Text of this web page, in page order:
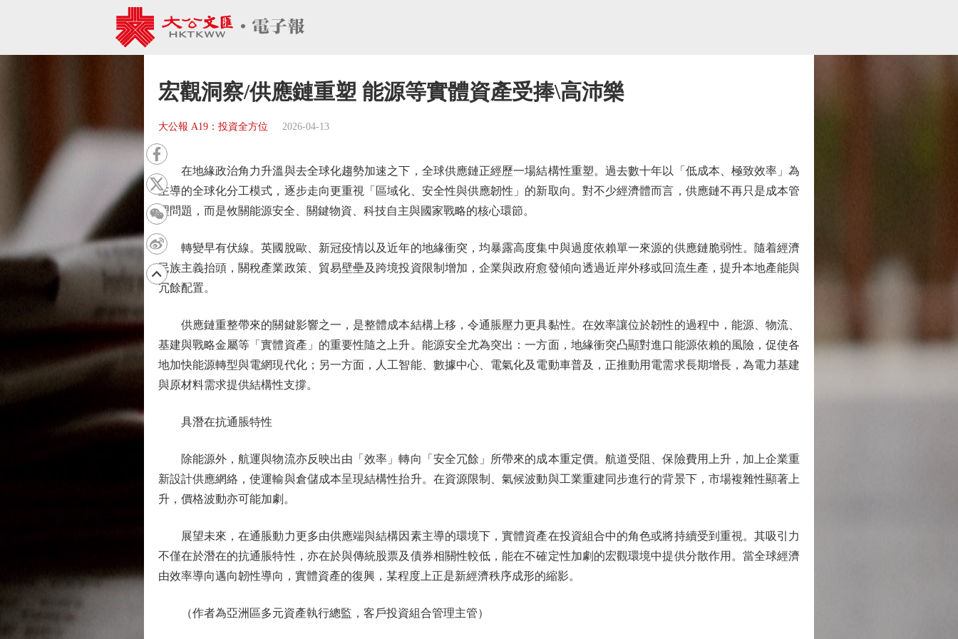
宏觀洞察/供應鏈重塑 能源等實體資產受捧\高沛樂
大公報 A19：投資全方位 2026-04-13
在地緣政治角力升溫與去全球化趨勢加速之下，全球供應鏈正經歷一場結構性重塑。過去數十年以「低成本、極致效率」為
主導的全球化分工模式，逐步走向更重視「區域化、安全性與供應韌性」的新取向。對不少經濟體而言，供應鏈不再只是成本管
理問題，而是攸關能源安全、關鍵物資、科技自主與國家戰略的核心環節。
轉變早有伏線。英國脫歐、新冠疫情以及近年的地緣衝突，均暴露高度集中與過度依賴單一來源的供應鏈脆弱性。隨着經濟
民族主義抬頭，關稅產業政策、貿易壁壘及跨境投資限制增加，企業與政府愈發傾向透過近岸外移或回流生產，提升本地產能與
冗餘配置。
供應鏈重整帶來的關鍵影響之一，是整體成本結構上移，令通脹壓力更具黏性。在效率讓位於韌性的過程中，能源、物流、
基建與戰略金屬等「實體資產」的重要性隨之上升。能源安全尤為突出：一方面，地緣衝突凸顯對進口能源依賴的風險，促使各
地加快能源轉型與電網現代化；另一方面，人工智能、數據中心、電氣化及電動車普及，正推動用電需求長期增長，為電力基建
與原材料需求提供結構性支撐。
具潛在抗通脹特性
除能源外，航運與物流亦反映出由「效率」轉向「安全冗餘」所帶來的成本重定價。航道受阻、保險費用上升，加上企業重
新設計供應網絡，使運輸與倉儲成本呈現結構性抬升。在資源限制、氣候波動與工業重建同步進行的背景下，市場複雜性顯著上
升，價格波動亦可能加劇。
展望未來，在通脹動力更多由供應端與結構因素主導的環境下，實體資產在投資組合中的角色或將持續受到重視。其吸引力
不僅在於潛在的抗通脹特性，亦在於與傳統股票及債券相關性較低，能在不確定性加劇的宏觀環境中提供分散作用。當全球經濟
由效率導向邁向韌性導向，實體資產的復興，某程度上正是新經濟秩序成形的縮影。
（作者為亞洲區多元資產執行總監，客戶投資組合管理主管）